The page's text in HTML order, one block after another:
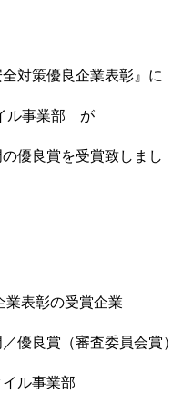
対策優良企業表彰』に
ル事業部 が
優良賞を受賞致しまし
表彰の受賞企業
優良賞（審査委員会賞）
ル事業部